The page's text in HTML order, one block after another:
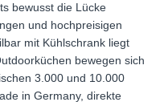
bewusst die Lücke
und hochpreisigen
mit Kühlschrank liegt
bewegen sich
3.000 und 10.000
in Germany, direkte